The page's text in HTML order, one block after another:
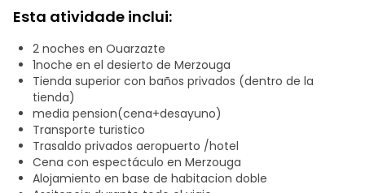
ambiente como pela sua história e possui vários
monumentos interessantes. É considerada a herdeira da
mítica Sidjilmasa, antiga capital de Tafilalet. Chegada a
Merzouga, jantar e noite em tenda superior com casa de
banho privativa.
DIA 03 MERZOUGA- ERFOUD- GANGANTAS DE TOUDGHA -
CIDADE DAS ROSAS -OUARZAZATE
Pequeno-almoço em , ver o nascer do sol mágico nas
dunas. Dirigimo-nos para as aldeias de Bareber, visita de
vistas panorâmicas e continuação para uma das mais
belas paisagens da viagem "as Gargantas do Todra".
Esta atividade inclui:
2 noches en Ouarzazte
1noche en el desierto de Merzouga
Tienda superior con baños privados (dentro de la
tienda)
media pension(cena+desayuno)
Transporte turistico
Trasaldo privados aeropuerto /hotel
Cena con espectáculo en Merzouga
Alojamiento en base de habitacion doble